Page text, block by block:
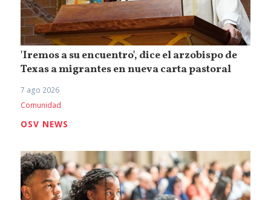
'Iremos a su encuentro', dice el arzobispo de
Texas a migrantes en nueva carta pastoral
7 ago 2026
Comunidad
OSV NEWS